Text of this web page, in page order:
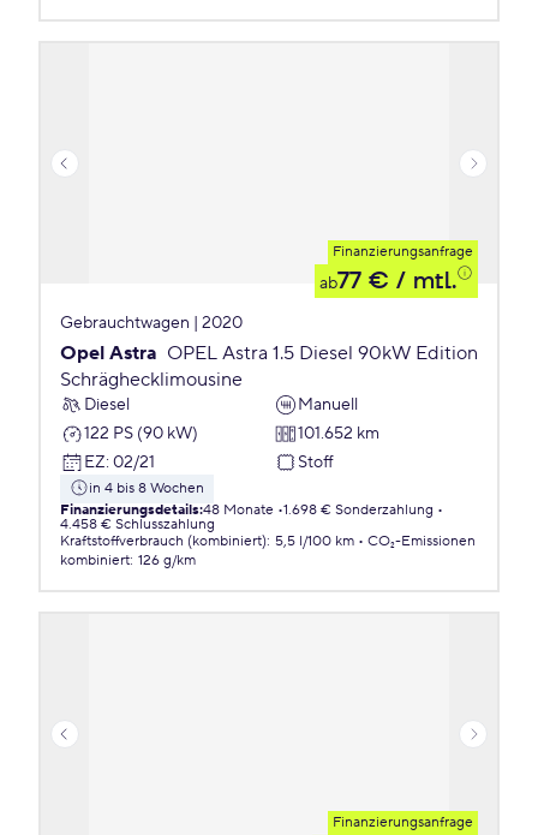
Finanzierungsanfrage
ab77 € / mtl.
Gebrauchtwagen | 2020
Opel Astra OPEL Astra 1.5 Diesel 90kW Edition
Schräghecklimousine
Diesel
Manuell
122 PS (90 kW)
101.652 km
EZ: 02/21 Stoff
in 4 bis 8 Wochen
Finanzierungsdetails:48 Monate 1.698 € Sonderzahlung
4.458 € Schlusszahlung
Kraftstoffverbrauch (kombiniert): 5,5 l/100 km
CO₂-Emissionen
kombiniert: 126 g/km
Finanzierungsanfrage